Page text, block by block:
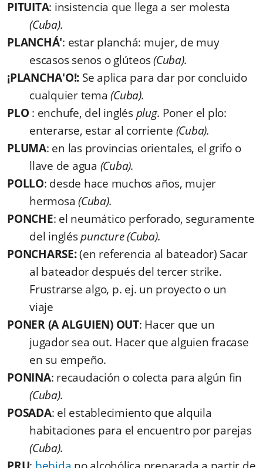
PITUITA: insistencia que llega a ser molesta
(Cuba).
PLANCHÁ': estar planchá: mujer, de muy
escasos senos o glúteos(Cuba).
¡PLANCHA'O!: Se aplica para dar por concluido
cualquier tema(Cuba).
PLO : enchufe, del inglésplug. Poner el plo:
enterarse, estar al corriente (Cuba).
PLUMA: en las provincias orientales, el grifo o
llave de agua (Cuba).
POLLO: desde hace muchos años, mujer
hermosa (Cuba).
PONCHE: el neumático perforado, seguramente
del ingléspuncture (Cuba).
PONCHARSE:(en referencia al bateador) Sacar
al bateador después del tercer strike.
Frustrarse algo, p. ej. un proyecto o un
viaje
PONER (A ALGUIEN) OUT: Hacer que un
jugador sea out. Hacer que alguien fracase
en su empeño.
PONINA: recaudación o colecta para algún fin
(Cuba).
POSADA: el establecimiento que alquila
habitaciones para el encuentro por parejas
(Cuba).